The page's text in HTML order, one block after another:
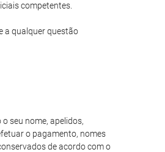
competentes.
a qualquer questão
seu nome, apelidos,
o pagamento, nomes
de acordo com o